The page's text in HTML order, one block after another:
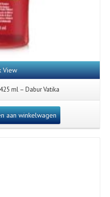
View
ml – Dabur Vatika
aan winkelwagen